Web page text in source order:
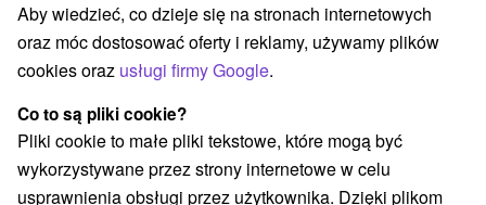
Kategorie
Wszystkie kategorie
Ośrodki i miasteczka dziecięce
Szlaki winne(1) Tory gokartowe
Parki miejskie i zamkowe(2) Miejsca sakralne(3)
Zamki(4) Teatry(3) Skanseny(1) Jazda konna
Zamki, pałace, ruiny(10)
Aby wiedzieć, co dzieje się na stronach internetowych
oraz móc dostosować oferty i reklamy, używamy plików
cookies oraz usługi firmy Google.
Co to są pliki cookie?
Pliki cookie to małe pliki tekstowe, które mogą być
wykorzystywane przez strony internetowe w celu
usprawnienia obsługi przez użytkownika. Dzięki plikom